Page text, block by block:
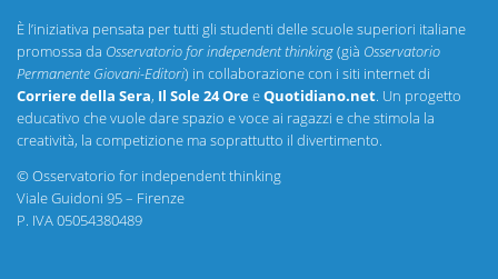
È l’iniziativa pensata per tutti gli studenti delle scuole superiori italiane
promossa da Osservatorio for independent thinking(già Osservatorio
Permanente Giovani-Editori) in collaborazione con i siti internet di
Corriere della Sera, Il Sole 24 OreeQuotidiano.net. Un progetto
educativo che vuole dare spazio e voce ai ragazzi e che stimola la
creatività, la competizione ma soprattutto il divertimento.
©Osservatorio for independent thinking
Viale Guidoni 95 – Firenze
P. IVA 05054380489